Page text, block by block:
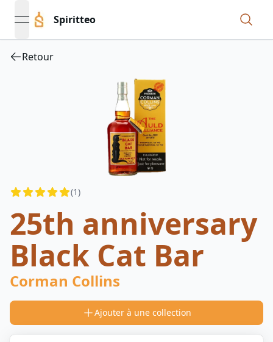
open navigation menu
Spiritteo
Retour
Reviews (1)
25th anniversary
Black Cat Bar
Corman Collins
Ajouter à une collection